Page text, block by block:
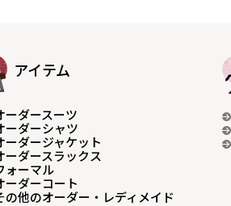
アイテム
ーダースーツ
ーダーシャツ
ーダージャケット
ーダースラックス
ォーマル
ーダーコート
の他のオーダー・レディメイド